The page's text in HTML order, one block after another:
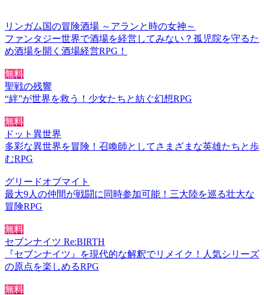
リンガム国の冒険酒場 ～アランと時の女神～
ファンタジー世界で酒場を経営してみない？孤児院を守るた
め酒場を開く酒場経営RPG！
無料
聖戦の残響
“絆”が世界を救う！少女たちと紡ぐ幻想RPG
無料
ドット異世界
多彩な異世界を冒険！召喚師としてさまざまな英雄たちと歩
むRPG
グリードオブマイト
最大9人の仲間が戦闘に同時参加可能！三大陸を巡る壮大な
冒険RPG
無料
セブンナイツ Re:BIRTH
『セブンナイツ』を現代的な解釈でリメイク！人気シリーズ
の原点を楽しめるRPG
無料